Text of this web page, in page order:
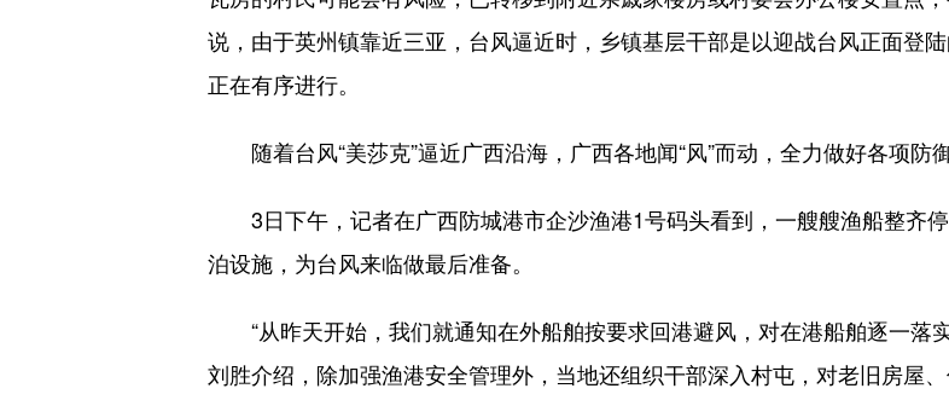
说，由于英州镇靠近三亚，台风逼近时，乡镇基层干部是以迎战台风正面登
正在有序进行。
随着台风“美莎克”逼近广西沿海，广西各地闻“风”而动，全力做好各项防御
3日下午，记者在广西防城港市企沙渔港1号码头看到，一艘艘渔船整齐
泊设施，为台风来临做最后准备。
“从昨天开始，我们就通知在外船舶按要求回港避风，对在港船舶逐一落
刘胜介绍，除加强渔港安全管理外，当地还组织干部深入村屯，对老旧房屋